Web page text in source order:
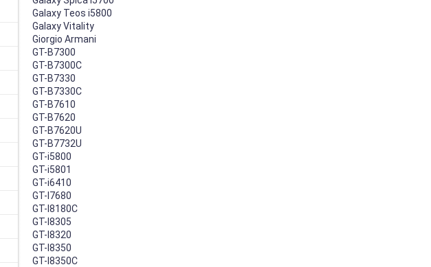
Galaxy Teos i5800
Galaxy Vitality
Giorgio Armani
GT-B7300
GT-B7300C
GT-B7330
GT-B7330C
GT-B7610
GT-B7620
GT-B7620U
GT-B7732U
GT-i5800
GT-i5801
GT-i6410
GT-I7680
GT-I8180C
GT-I8305
GT-I8320
GT-I8350
GT-I8350C